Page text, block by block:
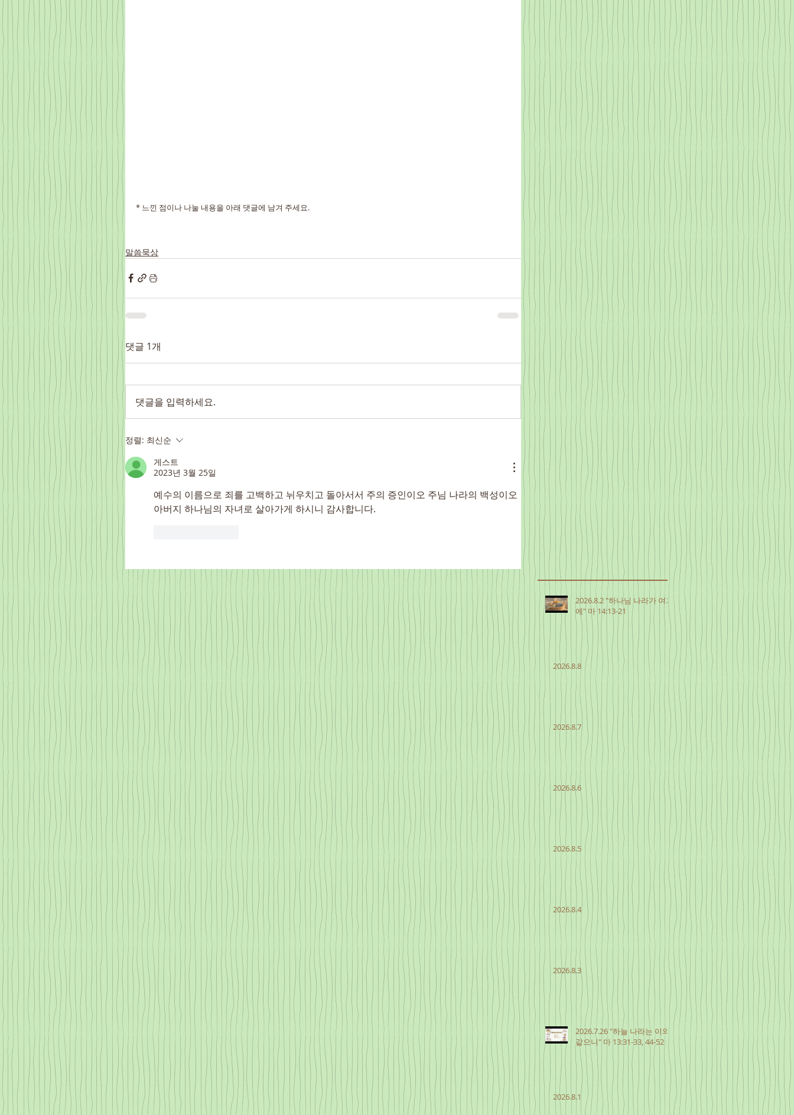
* 느낀 점이나 나눌 내용을 아래 댓글에 남겨 주세요.
말씀묵상
댓글 1개
댓글을 입력하세요.
정렬: 최신순
게스트
2023년 3월 25일
예수의 이름으로 죄를 고백하고 뉘우치고 돌아서서 주의 증인이오 주님 나라의 백성이오
아버지 하나님의 자녀로 살아가게 하시니 감사합니다.
2026.8.2 "하나님 나라가 여기
에" 마 14:13-21
2026.8.8
2026.8.7
2026.8.6
2026.8.5
2026.8.4
2026.8.3
2026.7.26 "하늘 나라는 이와
같으니" 마 13:31-33, 44-52
2026.8.1